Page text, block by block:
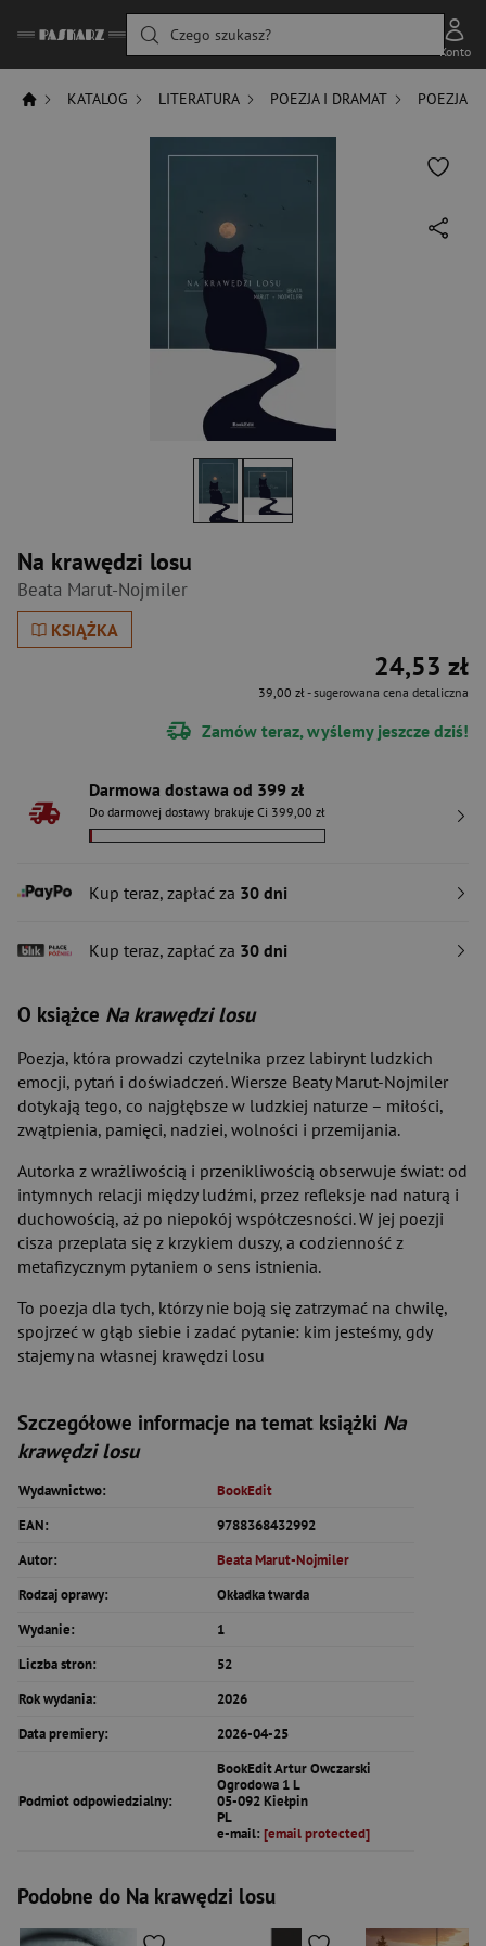
Czego szukasz?
Konto
KATALOG LITERATURA POEZJA I DRAMAT POEZJA
Na krawędzi losu
Beata Marut-Nojmiler
KSIĄŻKA
24,53 zł
39,00 zł- sugerowana cena detaliczna
Zamów teraz, wyślemy jeszcze dziś!
Darmowa dostawa od 399 zł
Do darmowej dostawy brakuje Ci 399,00 zł
Kup teraz, zapłać za 30 dni
Kup teraz, zapłać za 30 dni
O książce Na krawędzi losu
Poezja, która prowadzi czytelnika przez labirynt ludzkich
emocji, pytań i doświadczeń. Wiersze Beaty Marut-Nojmiler
dotykają tego, co najgłębsze w ludzkiej naturze – miłości,
zwątpienia, pamięci, nadziei, wolności i przemijania.
Autorka z wrażliwością i przenikliwością obserwuje świat: od
intymnych relacji między ludźmi, przez refleksje nad naturą i
duchowością, aż po niepokój współczesności. W jej poezji
cisza przeplata się z krzykiem duszy, a codzienność z
metafizycznym pytaniem o sens istnienia.
To poezja dla tych, którzy nie boją się zatrzymać na chwilę,
spojrzeć w głąb siebie i zadać pytanie: kim jesteśmy, gdy
stajemy na własnej krawędzi losu
Szczegółowe informacje na temat książki Na
krawędzi losu
Wydawnictwo:
BookEdit
EAN:
9788368432992
Autor:
Beata Marut-Nojmiler
Rodzaj oprawy:
Okładka twarda
Wydanie:
1
Liczba stron:
52
Rok wydania:
2026
Data premiery:
2026-04-25
Podmiot odpowiedzialny:
BookEdit Artur Owczarski
Ogrodowa 1 L
05-092 Kiełpin
PL
e-mail: [email protected]
Podobne do Na krawędzi losu